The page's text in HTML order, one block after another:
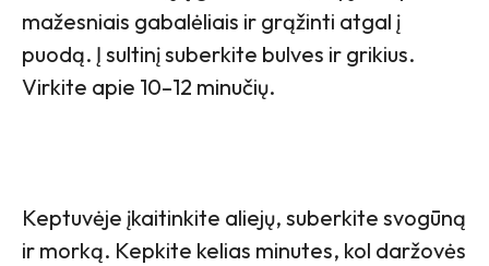
mažesniais gabalėliais ir grąžinti atgal į
puodą. Į sultinį suberkite bulves ir grikius.
Virkite apie 10–12 minučių.
Keptuvėje įkaitinkite aliejų, suberkite svogūną
ir morką. Kepkite kelias minutes, kol daržovės